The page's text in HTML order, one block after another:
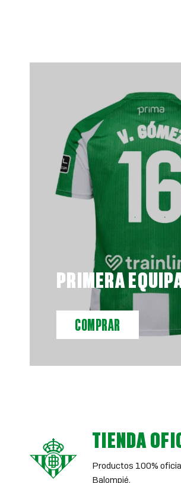
PRIMERA
COMPRAR
TIENDA
Productos 100%
Balompié.